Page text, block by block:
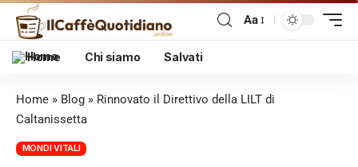
Aa
Home Chi siamo Salvati
Home » Blog » Rinnovato il Direttivo della LILT di
Caltanissetta
MONDI VITALI